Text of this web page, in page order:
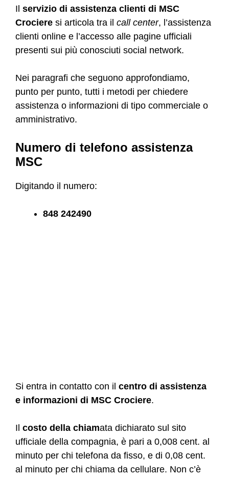
Il servizio di assistenza clienti di MSC
Crociere si articola tra il call center, l’assistenza
clienti online e l’accesso alle pagine ufficiali
presenti sui più conosciuti social network.
Nei paragrafi che seguono approfondiamo,
punto per punto, tutti i metodi per chiedere
assistenza o informazioni di tipo commerciale o
amministrativo.
Numero di telefono assistenza
MSC
Digitando il numero:
848 242490
Si entra in contatto con il centro di assistenza
e informazioni di MSC Crociere.
Il costo della chiamata dichiarato sul sito
ufficiale della compagnia, è pari a 0,008 cent. al
minuto per chi telefona da fisso, e di 0,08 cent.
al minuto per chi chiama da cellulare. Non c’è